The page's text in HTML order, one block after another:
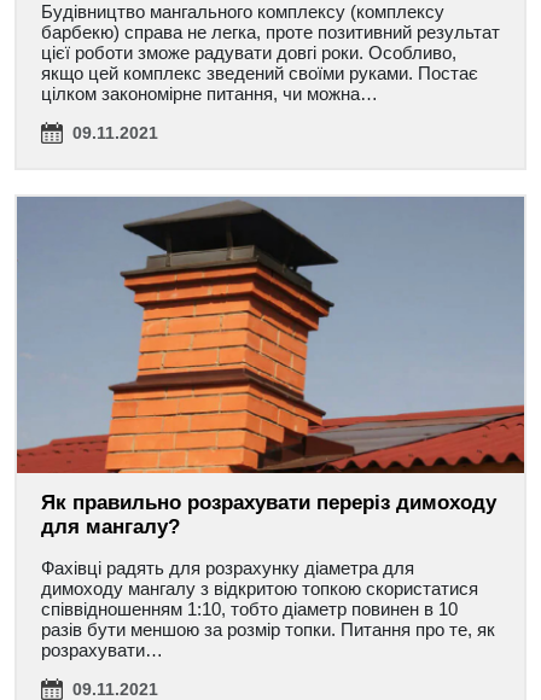
Будівництво мангального комплексу (комплексу
барбекю) справа не легка, проте позитивний результат
цієї роботи зможе радувати довгі роки. Особливо,
якщо цей комплекс зведений своїми руками. Постає
цілком закономірне питання, чи можна…
09.11.2021
Як правильно розрахувати переріз димоходу
для мангалу?
Фахівці радять для розрахунку діаметра для
димоходу мангалу з відкритою топкою скористатися
співвідношенням 1:10, тобто діаметр повинен в 10
разів бути меншою за розмір топки. Питання про те, як
розрахувати…
09.11.2021